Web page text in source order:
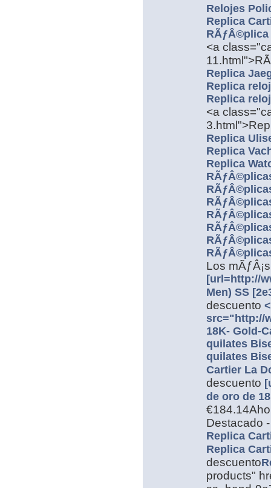
Relojes
Replica
<a
Replica
Replica
Replica
<a
Replica
Replica
Replica
Los
[url=http://
Men) SS
descuento
src="http://
18K- Gold-
quilates
quilates
Cartier La
descuento
de oro de
Destacado
Replica
Replica
descuento
products"